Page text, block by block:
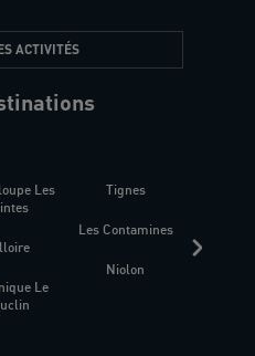
ACTIVITÉS
Les
Le
Tignes
Les Contamines
Niolon